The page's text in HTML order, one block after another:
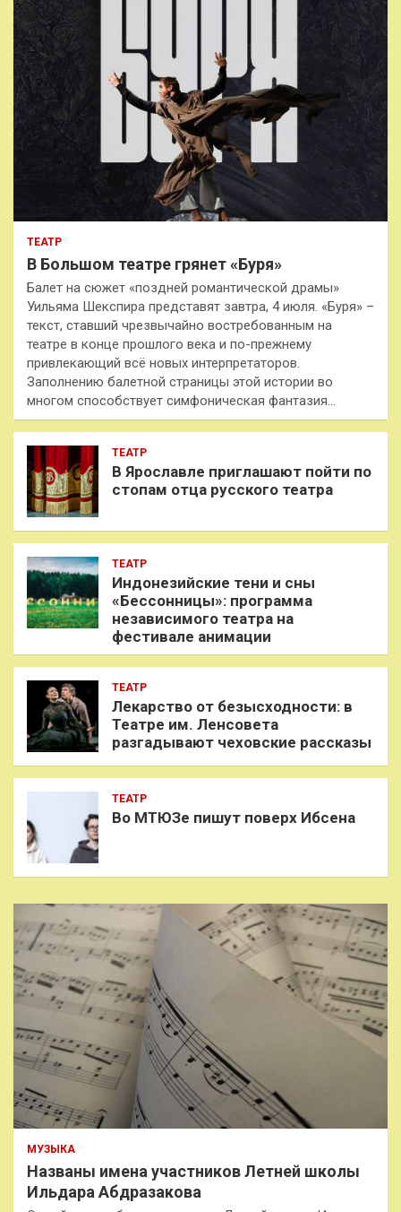
ТЕАТР
В Большом театре грянет «Буря»
Балет на сюжет «поздней романтической драмы»
Уильяма Шекспира представят завтра, 4 июля. «Буря» –
текст, ставший чрезвычайно востребованным на
театре в конце прошлого века и по-прежнему
привлекающий всё новых интерпретаторов.
Заполнению балетной страницы этой истории во
многом способствует симфоническая фантазия…
ТЕАТР
В Ярославле приглашают пойти по
стопам отца русского театра
ТЕАТР
Индонезийские тени и сны
«Бессонницы»: программа
независимого театра на
фестивале анимации
ТЕАТР
Лекарство от безысходности: в
Театре им. Ленсовета
разгадывают чеховские рассказы
ТЕАТР
Во МТЮЗе пишут поверх Ибсена
МУЗЫКА
Названы имена участников Летней школы
Ильдара Абдразакова